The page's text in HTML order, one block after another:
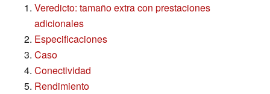
Veredicto: tamaño extra con prestaciones
adicionales
Especificaciones
Caso
Conectividad
Rendimiento